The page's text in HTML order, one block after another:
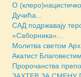
О
Дучића...
САД подржавају
«Саборника»...
Молитва светом
Акатист
Пророчанства